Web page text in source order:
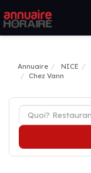
Annuaire NICE
Chez Vann